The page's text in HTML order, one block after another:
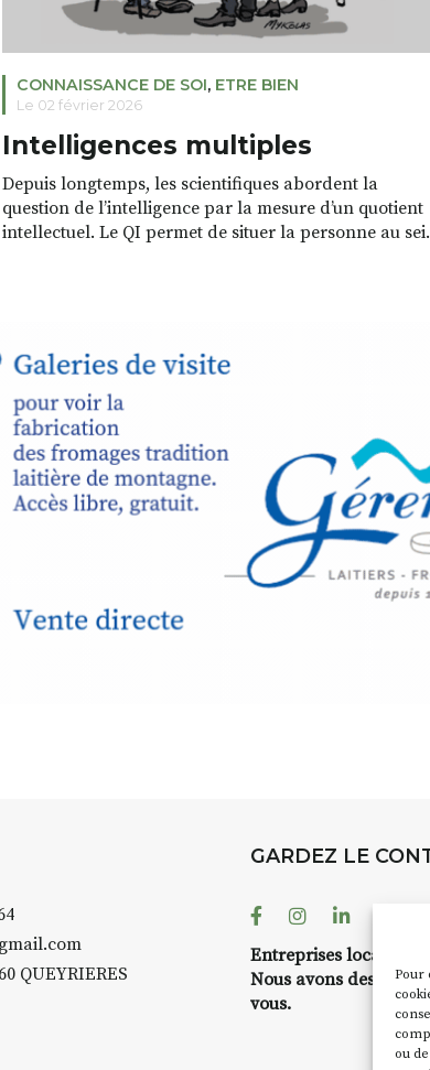
Pour
ou
CONNAISSANCE DE SOI, ETRE BIEN
Le 02 février 2026
Intelligences multiples
Depuis longtemps, les scientifiques abordent la
question de l’intelligence par la mesure d’un quotient
intellectuel. Le QI permet de situer la personne au
QUEYRIERES
GARDEZ LE
FacebookInstagramLinkedin
Entreprises locales ?
Nous avons des
vous.